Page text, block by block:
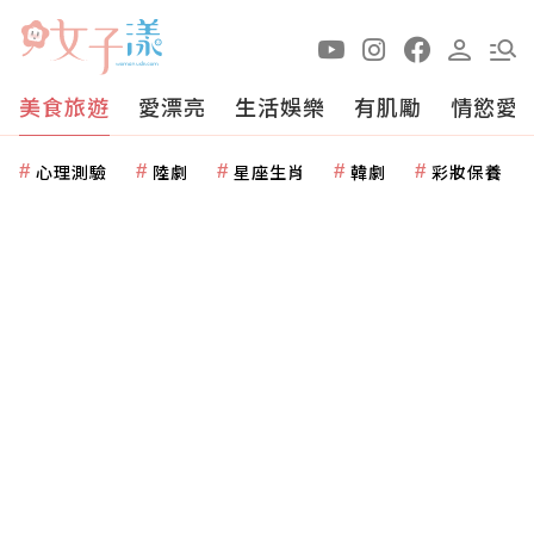
美食旅遊 愛漂亮 生活娛樂 有肌勵 情慾愛
心理測驗 陸劇 星座生肖 韓劇 彩妝保養